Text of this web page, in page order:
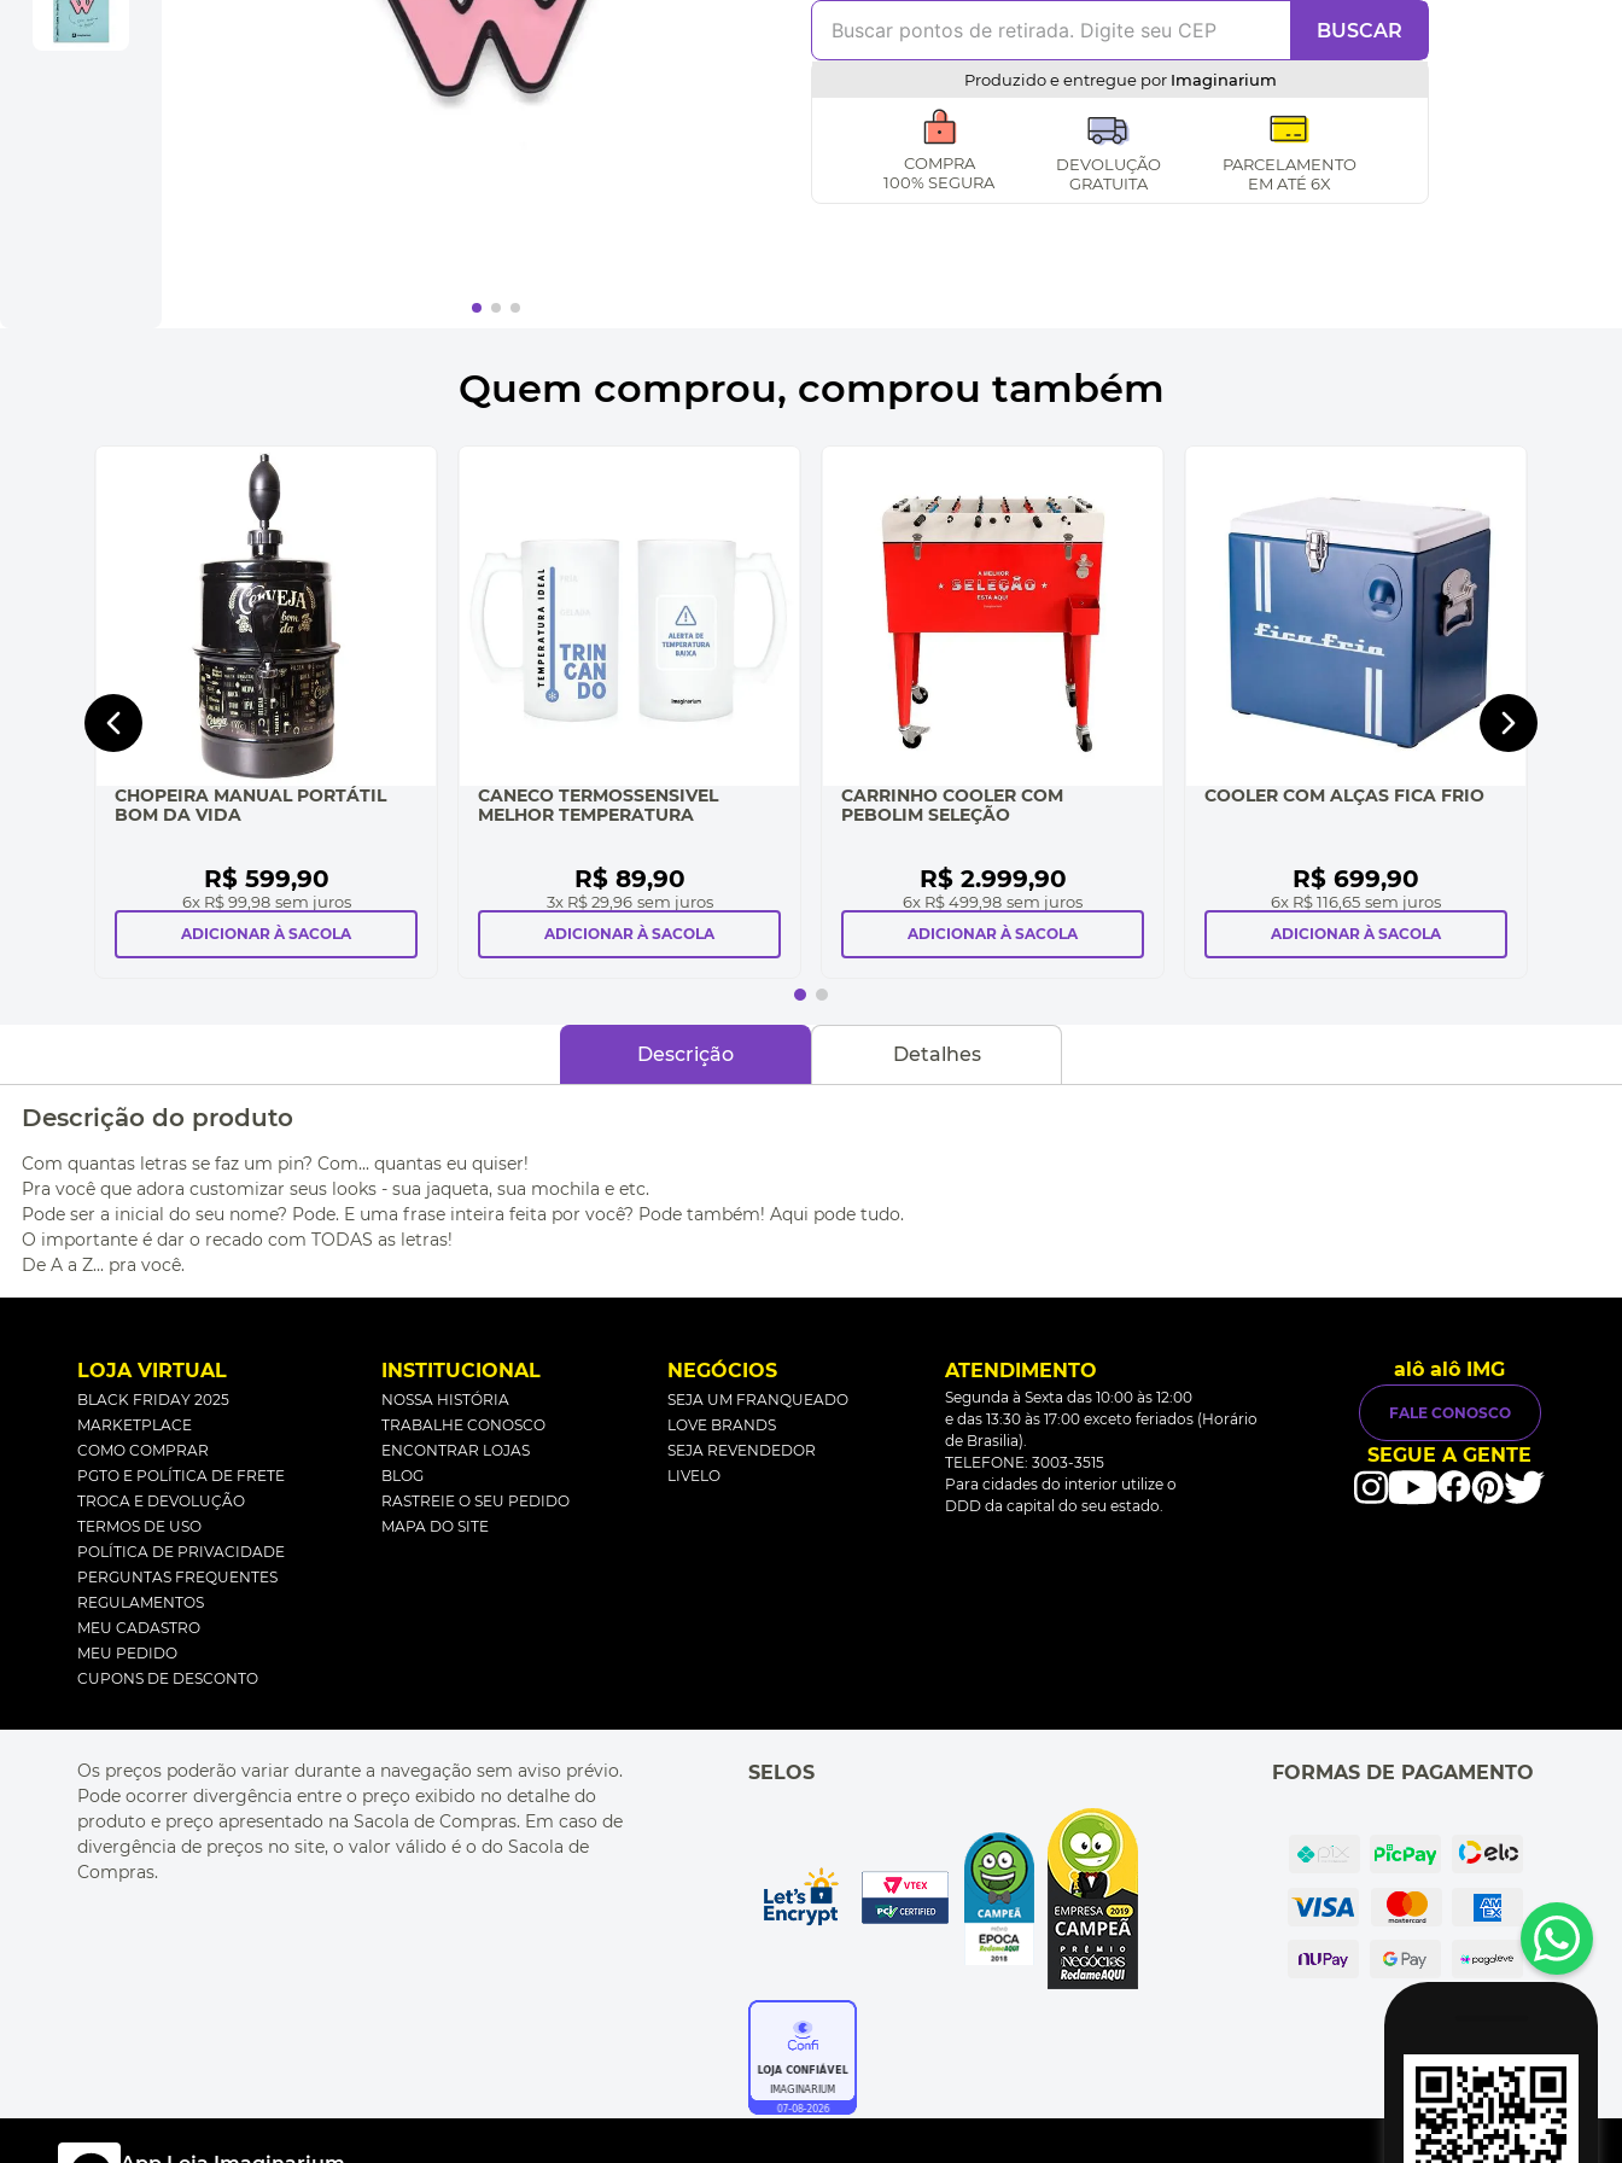
BUSCAR
Produzido e entregue por Imaginarium
COMPRA
100% SEGURA
DEVOLUÇÃO
GRATUITA
PARCELAMENTO
EM ATÉ 6X
Quem comprou, comprou também
CHOPEIRA MANUAL PORTÁTIL
BOM DA VIDA
R$ 599,90
6x R$ 99,98 sem juros
ADICIONAR À SACOLA
CANECO TERMOSSENSIVEL
MELHOR TEMPERATURA
R$ 89,90
3x R$ 29,96 sem juros
ADICIONAR À SACOLA
CARRINHO COOLER COM
PEBOLIM SELEÇÃO
R$ 2.999,90
6x R$ 499,98 sem juros
ADICIONAR À SACOLA
COOLER COM ALÇAS FICA FRIO
R$ 699,90
6x R$ 116,65 sem juros
ADICIONAR À SACOLA
Descrição Detalhes
Descrição do produto
Com quantas letras se faz um pin? Com... quantas eu quiser!
Pra você que adora customizar seus looks - sua jaqueta, sua mochila e etc.
Pode ser a inicial do seu nome? Pode. E uma frase inteira feita por você? Pode também! Aqui pode tudo.
O importante é dar o recado com TODAS as letras!
De A a Z... pra você.
LOJA VIRTUAL
BLACK FRIDAY 2025
MARKETPLACE
COMO COMPRAR
PGTO E POLÍTICA DE FRETE
TROCA E DEVOLUÇÃO
TERMOS DE USO
POLÍTICA DE PRIVACIDADE
PERGUNTAS FREQUENTES
REGULAMENTOS
MEU CADASTRO
MEU PEDIDO
CUPONS DE DESCONTO
INSTITUCIONAL
NOSSA HISTÓRIA
TRABALHE CONOSCO
ENCONTRAR LOJAS
BLOG
RASTREIE O SEU PEDIDO
MAPA DO SITE
NEGÓCIOS
SEJA UM FRANQUEADO
LOVE BRANDS
SEJA REVENDEDOR
LIVELO
ATENDIMENTO
Segunda à Sexta das 10:00 às 12:00
e das 13:30 às 17:00 exceto feriados (Horário
de Brasilia).
TELEFONE: 3003-3515
Para cidades do interior utilize o
DDD da capital do seu estado.
alô alô IMG
FALE CONOSCO
SEGUE A GENTE
Os preços poderão variar durante a navegação sem aviso prévio.
Pode ocorrer divergência entre o preço exibido no detalhe do
produto e preço apresentado na Sacola de Compras. Em caso de
divergência de preços no site, o valor válido é o do Sacola de
Compras.
SELOS FORMAS DE PAGAMENTO